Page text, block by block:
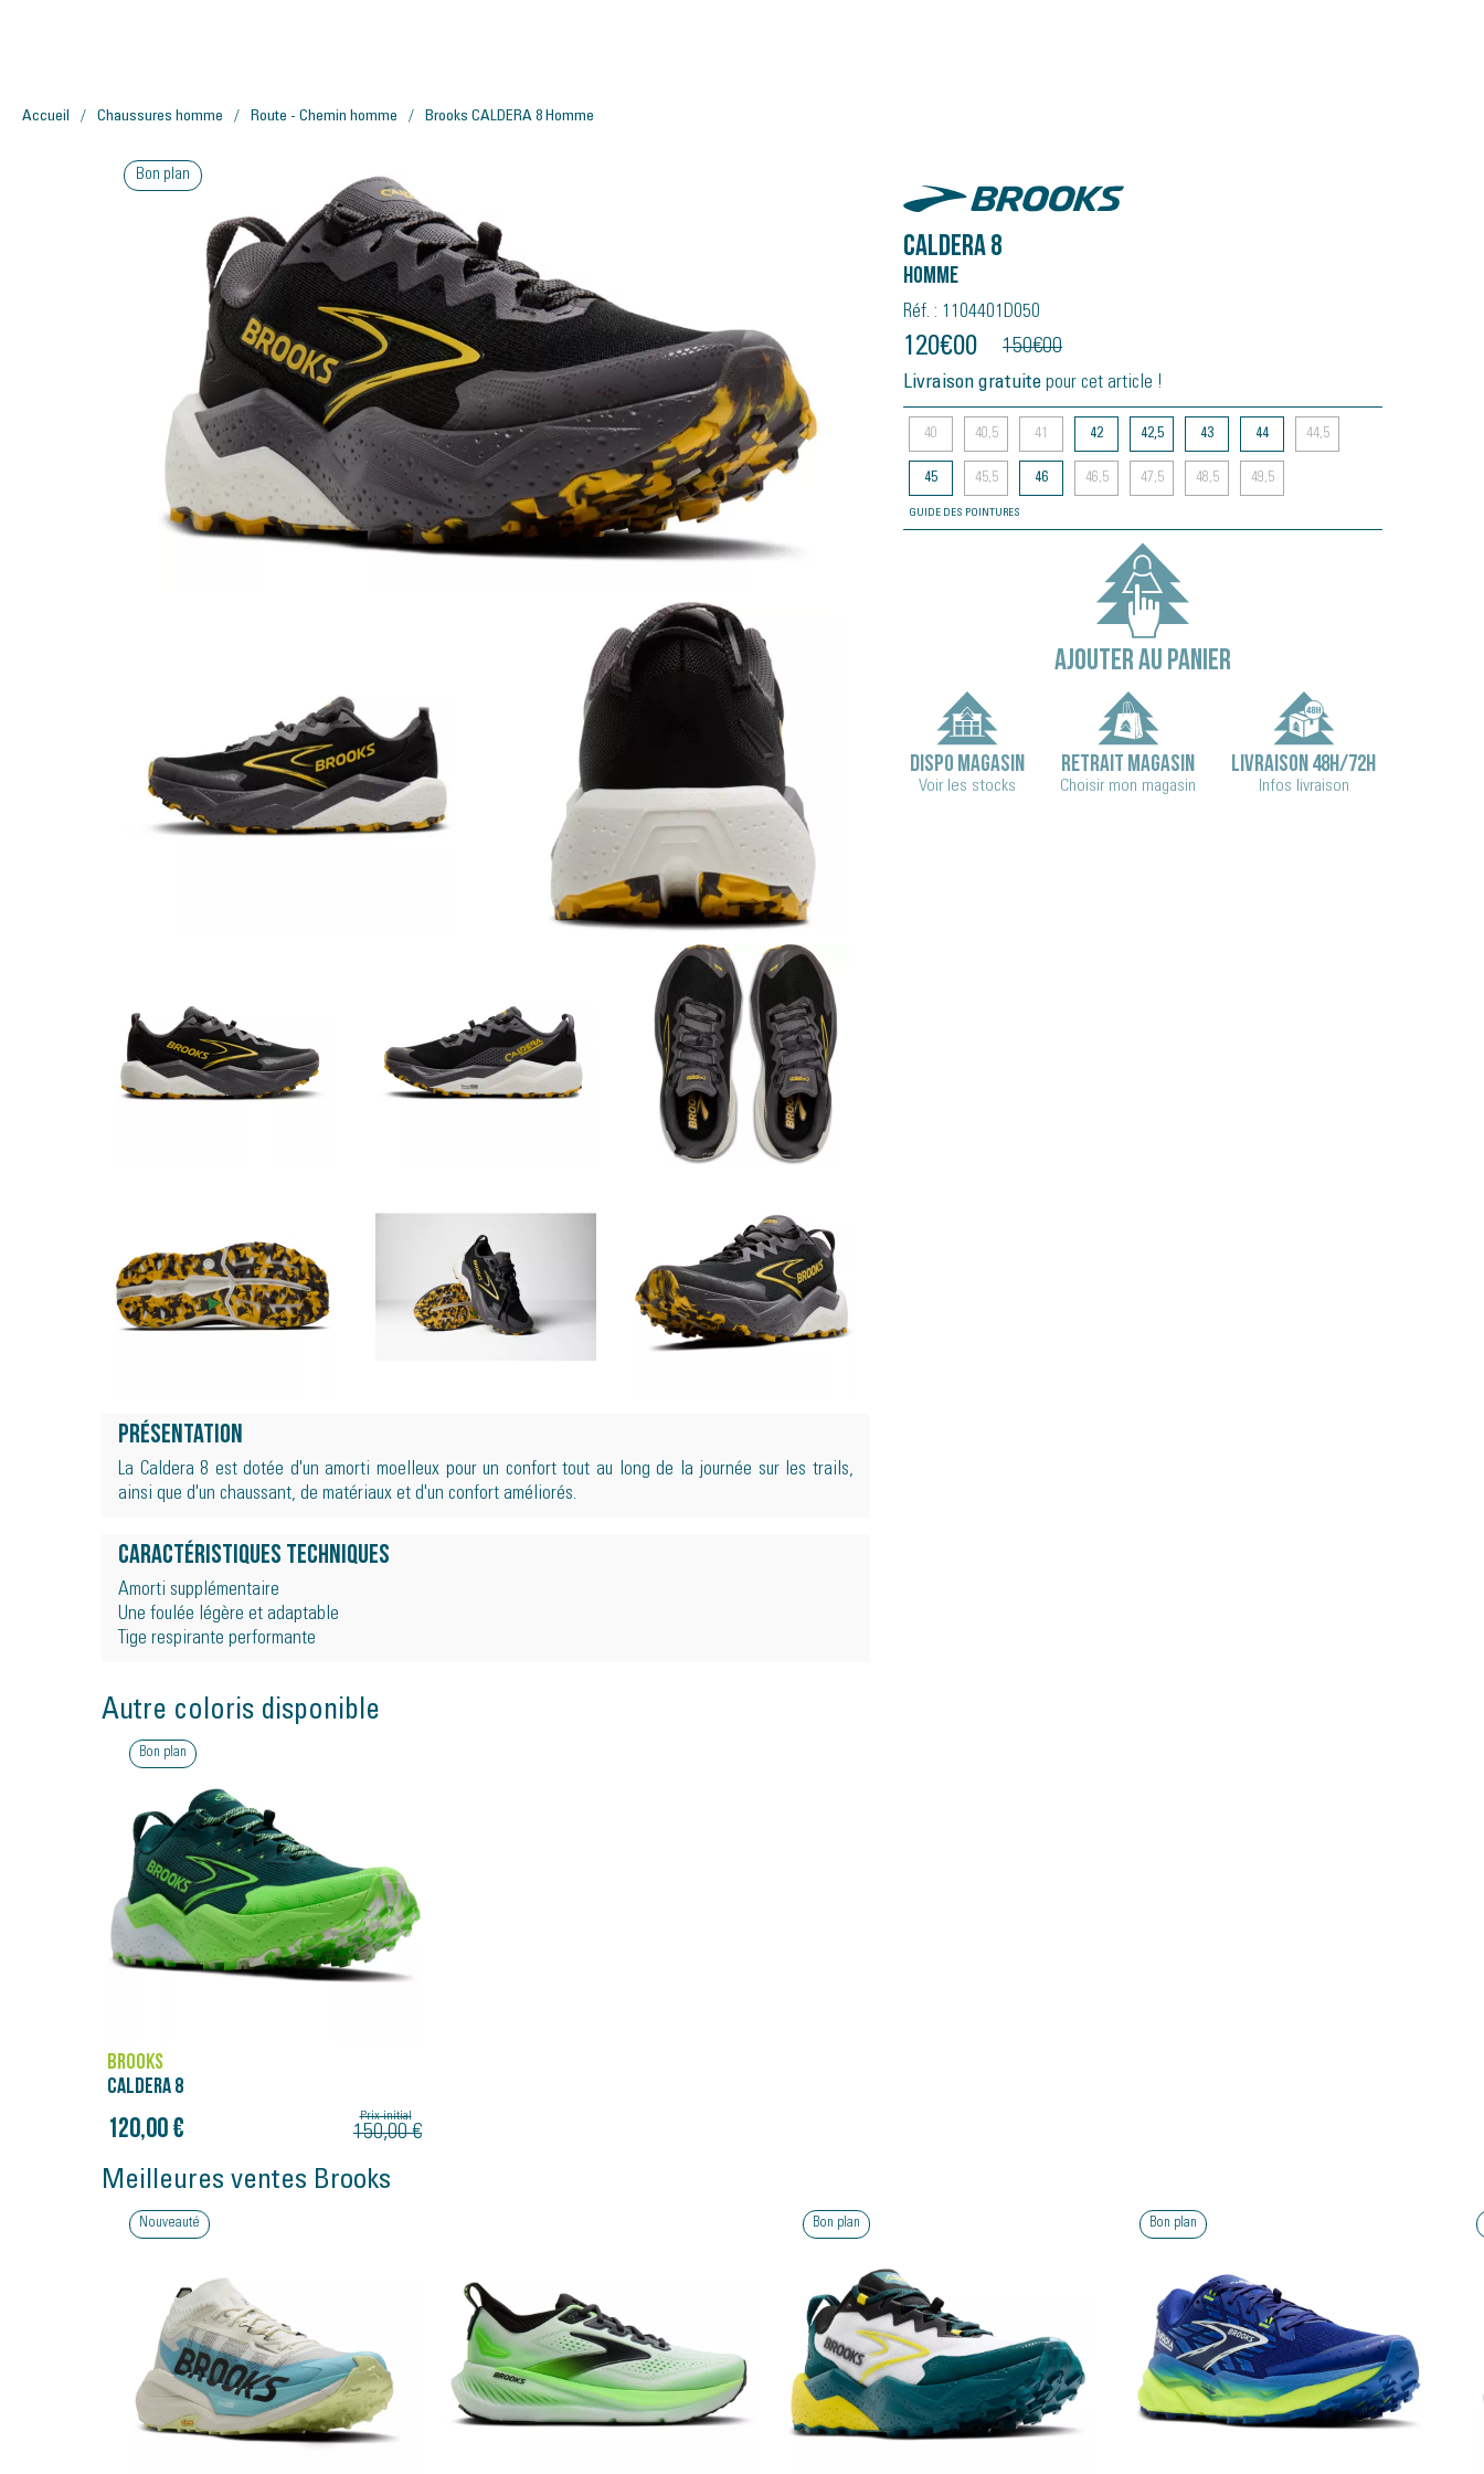
Accueil Chaussures homme Route - Chemin homme Brooks CALDERA 8 Homme
Brooks
CALDERA 8
Homme
Réf. : 1104401D050
120€00 150€00
Livraison gratuite pour cet article !
40 40,5 41 42 42,5 43 44 44,5
45 45,5 46 46,5 47,5 48,5 49,5
GUIDE DES POINTURES
AJOUTER AU PANIER
DISPO MAGASIN
Voir les stocks
RETRAIT MAGASIN
Choisir mon magasin
LIVRAISON 48H/72H
Infos livraison
Bon plan
Présentation
La Caldera 8 est dotée d'un amorti moelleux pour un confort tout au long de la journée sur les trails,
ainsi que d'un chaussant, de matériaux et d'un confort améliorés.
Caractéristiques techniques
Amorti supplémentaire
Une foulée légère et adaptable
Tige respirante performante
Autre coloris disponible
Bon plan
BROOKS
CALDERA 8
120,00 € Prix initial
150,00 €
Meilleures ventes Brooks
Bon plan Bon plan